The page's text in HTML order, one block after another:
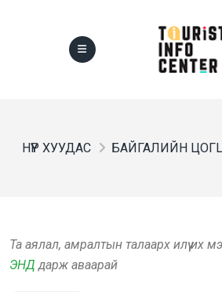
НҮҮР ХУУДАС БАЙГАЛИЙН
Та аялал, амралтын талаарх илүү их
ЭНД дарж аваарай